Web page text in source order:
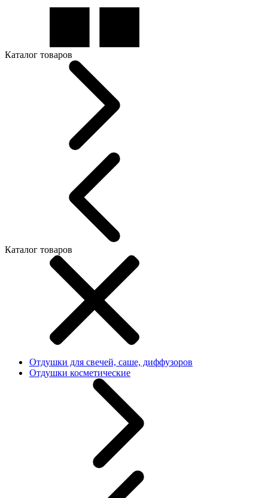
Каталог товаров
Каталог товаров
Отдушки для свечей, саше, диффузоров
Отдушки косметические